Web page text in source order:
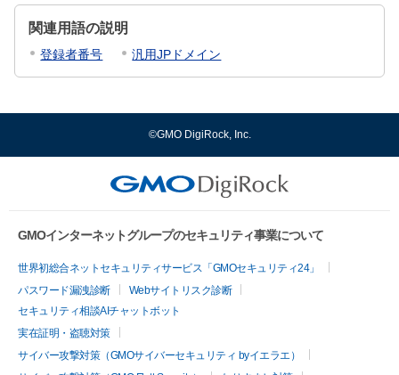
関連用語の説明
登録者番号 汎用JPドメイン
©GMO DigiRock, Inc.
GMOインターネットグループのセキュリティ事業について
世界初総合ネットセキュリティサービス「GMOセキュリティ24」
パスワード漏洩診断
Webサイトリスク診断
セキュリティ相談AIチャットボット
実在証明・盗聴対策
サイバー攻撃対策（GMOサイバーセキュリティ byイエラエ）